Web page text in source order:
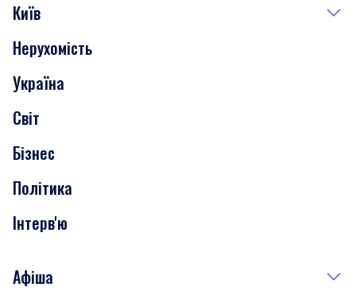
Київ
Події
Скандали
Нерухомість
Транспорт
Нерухомість
Україна
Світ
Бізнес
Політика
Інтерв'ю
Афіша